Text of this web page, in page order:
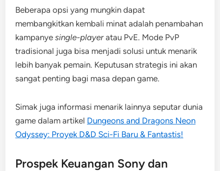
Beberapa opsi yang mungkin dapat
membangkitkan kembali minat adalah penambahan
kampanyesingle-player atau PvE. Mode PvP
tradisional juga bisa menjadi solusi untuk menarik
lebih banyak pemain. Keputusan strategis ini akan
sangat penting bagi masa depan game.
Simak juga informasi menarik lainnya seputar dunia
game dalam artikel Dungeons and Dragons Neon
Odyssey: Proyek D&D Sci-Fi Baru & Fantastis!
Prospek Keuangan Sony dan